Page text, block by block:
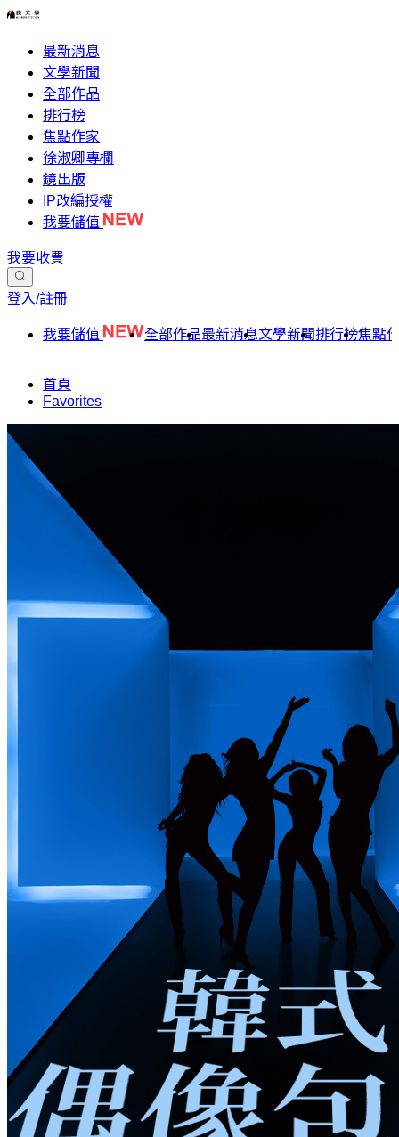
最新消息
文學新聞
全部作品
排行榜
焦點作家
徐淑卿專欄
鏡出版
IP改編授權
我要儲值
我要收費
登入/註冊
我要儲值 全部作品最新消息文學新聞排行榜焦點
首頁
Favorites